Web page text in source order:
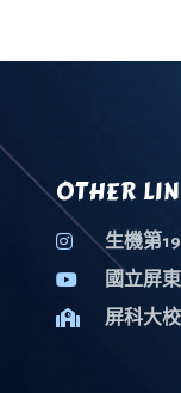
OTHER
生機第
國立屏
屏科大